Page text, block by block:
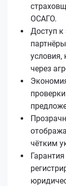
ОСАГО.
Доступ
через
чётким